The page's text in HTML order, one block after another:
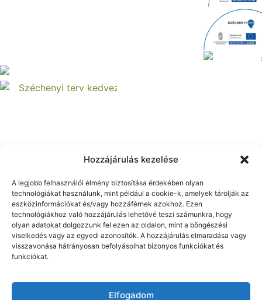
Hozzájárulás kezelése
A legjobb felhasználói élmény biztosítása érdekében olyan
technológiákat használunk, mint például a cookie-k, amelyek tárolják az
eszközinformációkat és/vagy hozzáférnek azokhoz. Ezen
technológiákhoz való hozzájárulás lehetővé teszi számunkra, hogy
olyan adatokat dolgozzunk fel ezen az oldalon, mint a böngészési
viselkedés vagy az egyedi azonosítók. A hozzájárulás elmaradása vagy
visszavonása hátrányosan befolyásolhat bizonyos funkciókat és
funkciókat.
Elfogadom